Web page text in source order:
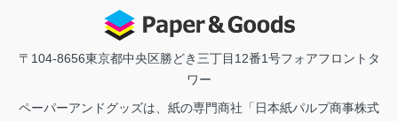
〒104-8656東京都中央区勝どき三丁目12番1号フォアフロントタ
ワー
ペーパーアンドグッズは、紙の専門商社「日本紙パルプ商事株式